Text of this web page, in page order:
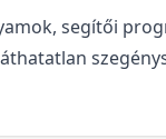
segítői